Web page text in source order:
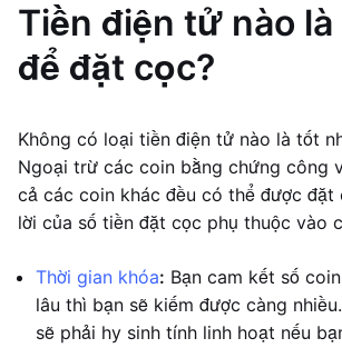
Tiền điện tử nào
để đặt cọc?
Không có loại tiền điện tử nào là tốt
Ngoại trừ các coin bằng chứng công
cả các coin khác đều có thể được đặt
lời của số tiền đặt cọc phụ thuộc vào
Thời gian khóa: Bạn cam kết số
lâu thì bạn sẽ kiếm được càng
sẽ phải hy sinh tính linh hoạt nếu